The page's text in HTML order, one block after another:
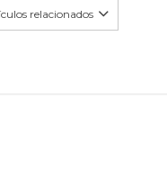
relacionados